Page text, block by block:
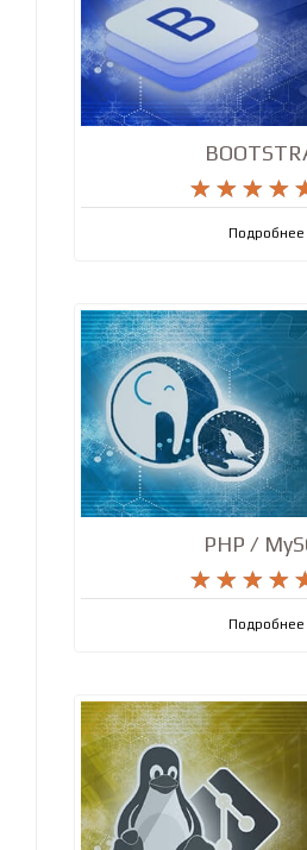
   
   
Подробнее
PHP /
   
   
Подробнее